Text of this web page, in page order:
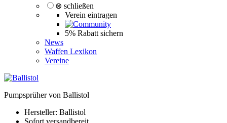
⊗ schließen
Verein eintragen
5% Rabatt sichern
News
Waffen Lexikon
Vereine
Pumpsprüher von Ballistol
Hersteller: Ballistol
Sofort versandbereit